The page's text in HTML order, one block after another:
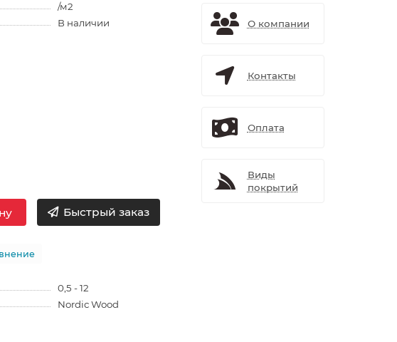
/м2
В наличии
Быстрый заказ
0,5 - 12
Nordic Wood
О компании
Контакты
Оплата
Виды
покрытий